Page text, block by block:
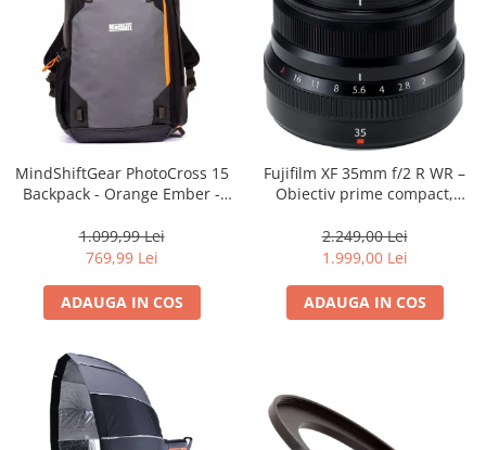
MindShiftGear PhotoCross 15
Backpack - Orange Ember -
1.099,99 Lei
769,99 Lei
ADAUGA IN COS
Fujifilm XF 35mm f/2 R WR –
Obiectiv prime compact,
intemperii pentru fotografie
de zi cu zi
2.249,00 Lei
1.999,00 Lei
ADAUGA IN COS